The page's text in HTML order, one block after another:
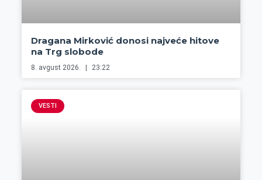
Dragana Mirković donosi najveće hitove
na Trg slobode
8. avgust 2026. 23:22
VESTI